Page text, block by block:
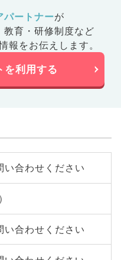
パートナーが
教育・研修制度など
報をお伝えします。
を利用する
い合わせください
い合わせください